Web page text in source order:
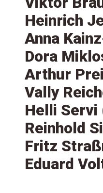
Heinrich
Anna
Dora
Arthur
Vally
Helli Servi
Reinhold
Fritz
Eduard